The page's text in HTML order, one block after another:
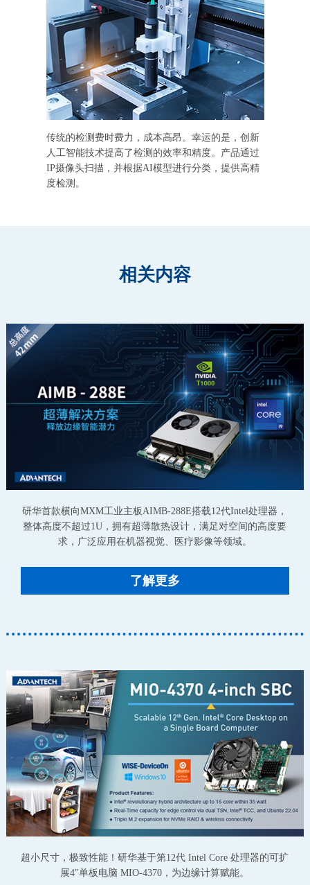
传统的检测费时费力，成本高昂。幸运的是，创新
人工智能技术提高了检测的效率和精度。产品通过
IP摄像头扫描，并根据AI模型进行分类，提供高精
度检测。
相关内容
研华首款横向MXM工业主板AIMB-288E搭载12代Intel处理器，
整体高度不超过1U，拥有超薄散热设计，满足对空间的高度要
求，广泛应用在机器视觉、医疗影像等领域。
了解更多
超小尺寸，极致性能！研华基于第12代 Intel Core 处理器的可扩
展4"单板电脑 MIO-4370，为边缘计算赋能。